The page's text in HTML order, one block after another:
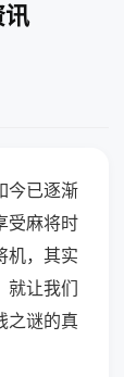
讯
今已逐渐
受麻将时
机，其实
就让我们
之谜的真